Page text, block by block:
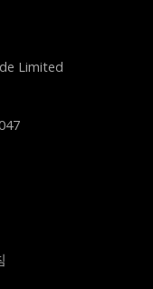
Limited